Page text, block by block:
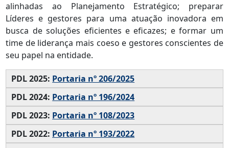
alinhadas ao Planejamento Estratégico; preparar
Líderes e gestores para uma atuação inovadora em
busca de soluções eficientes e eficazes; e formar um
time de liderança mais coeso e gestores conscientes de
seu papel na entidade.
PDL 2025: Portaria nº 206/2025
PDL 2024: Portaria nº 196/2024
PDL 2023: Portaria nº 108/2023
PDL 2022: Portaria nº 193/2022